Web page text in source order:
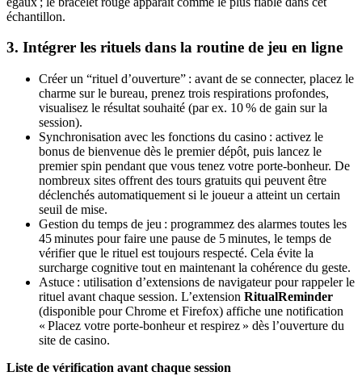
échantillon.
3. Intégrer les rituels dans la routine de jeu en ligne
Créer un “rituel d’ouverture” : avant de se connecter, placez le
charme sur le bureau, prenez trois respirations profondes,
visualisez le résultat souhaité (par ex. 10 % de gain sur la
session).
Synchronisation avec les fonctions du casino : activez le
bonus de bienvenue dès le premier dépôt, puis lancez le
premier spin pendant que vous tenez votre porte‑bonheur. De
nombreux sites offrent des tours gratuits qui peuvent être
déclenchés automatiquement si le joueur a atteint un certain
seuil de mise.
Gestion du temps de jeu : programmez des alarmes toutes les
45 minutes pour faire une pause de 5 minutes, le temps de
vérifier que le rituel est toujours respecté. Cela évite la
surcharge cognitive tout en maintenant la cohérence du geste.
Astuce : utilisation d’extensions de navigateur pour rappeler le
rituel avant chaque session. L’extension RitualReminder
(disponible pour Chrome et Firefox) affiche une notification
« Placez votre porte‑bonheur et respirez » dès l’ouverture du
site de casino.
Liste de vérification avant chaque session